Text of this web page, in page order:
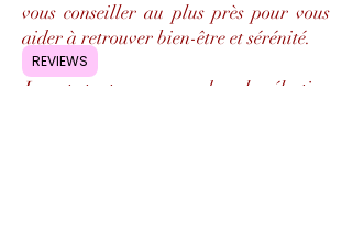
vous conseiller au plus près pour vous
aider à retrouver bien-être et sérénité.
Je mets tout mon cœur dans la sélection
REVIEWS